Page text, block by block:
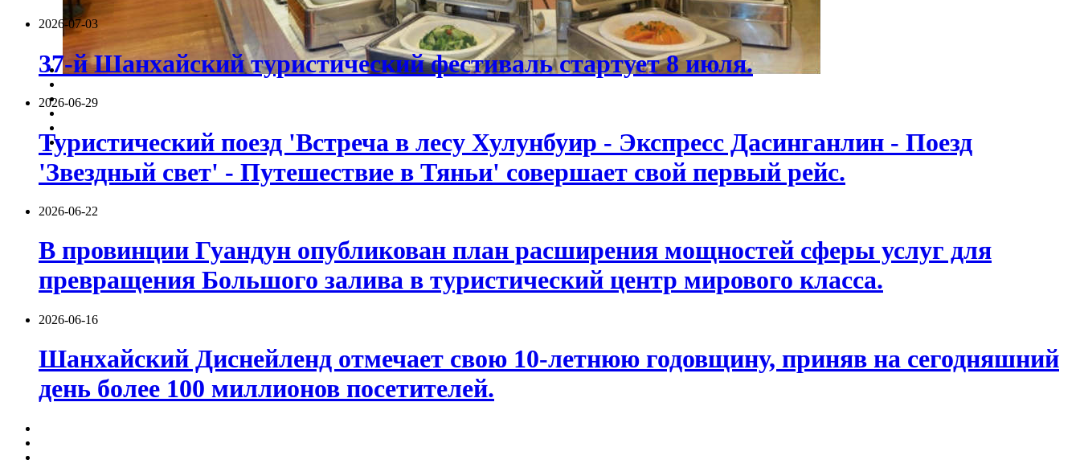
2026-07-03
37-й Шанхайский туристический фестиваль стартует 8 июля.
2026-06-29
Туристический поезд 'Встреча в лесу Хулунбуир - Экспресс Дасинганлин - Поезд
'Звездный свет' - Путешествие в Тяньи' совершает свой первый рейс.
2026-06-22
В провинции Гуандун опубликован план расширения мощностей сферы услуг для
превращения Большого залива в туристический центр мирового класса.
2026-06-16
Шанхайский Диснейленд отмечает свою 10-летнюю годовщину, приняв на сегодняшний
день более 100 миллионов посетителей.